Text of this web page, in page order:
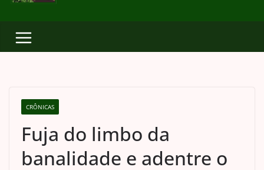
CRÔNICAS
Fuja do limbo da
banalidade e adentre o